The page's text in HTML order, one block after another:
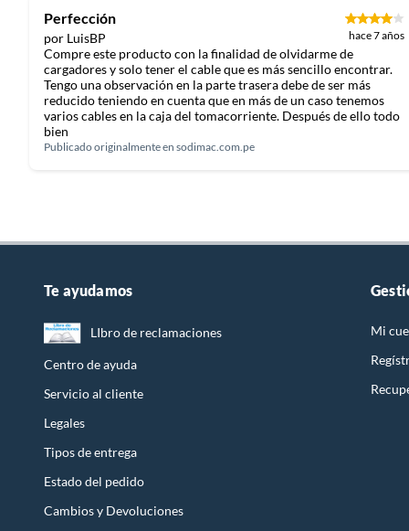
Interruptores
calidad, estos interruptores ofrecen una operación
suave y precisa, brindando comodidad y seguridad a los
Perfección
por LuisBP hace 7 años
Compre este producto con la finalidad de olvidarme de
cargadores y solo tener el cable que es más sencillo encontrar.
Tengo una observación en la parte trasera debe de ser más
reducido teniendo en cuenta que en más de un caso tenemos
varios cables en la caja del tomacorriente. Después de ello todo
bien
Publicado originalmente en sodimac.com.pe
Te ayudamos
LIbro de reclamaciones
Centro de ayuda
Servicio al cliente
Legales
Tipos de entrega
Estado del pedido
Cambios y Devoluciones
Mi